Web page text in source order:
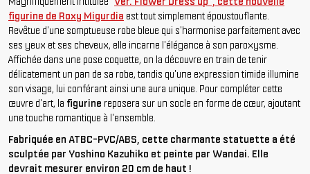
figurine de Roxy Migurdia est tout simplement époustouflante.
Revêtue d'une somptueuse robe bleue qui s'harmonise parfaitement avec
ses yeux et ses cheveux, elle incarne l'élégance à son paroxysme.
Affichée dans une pose coquette, on la découvre en train de tenir
délicatement un pan de sa robe, tandis qu'une expression timide illumine
son visage, lui conférant ainsi une aura unique. Pour compléter cette
œuvre d'art, la figurine reposera sur un socle en forme de cœur, ajoutant
une touche romantique à l'ensemble.
Fabriquée en ATBC-PVC/ABS, cette charmante statuette a été
sculptée par Yoshino Kazuhiko et peinte par Wandai. Elle
devrait mesurer environ 20 cm de haut !